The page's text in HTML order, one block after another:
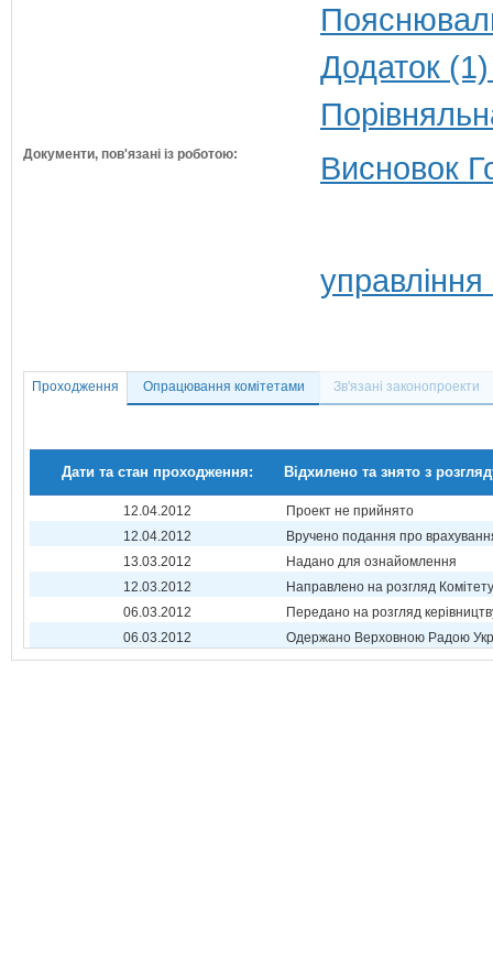
Додаток
Документи, пов'язані із роботою: Висновок
Проходження Опрацювання комітетами Зв'язані законопроекти
Дати та стан проходження: Відхилено та знято з
12.04.2012
Проект не прийнято
12.04.2012
Вручено подання про
13.03.2012
Надано для ознайомлення
12.03.2012
Направлено на розгляд Комітету
06.03.2012
Передано на розгляд
06.03.2012
Одержано Верховною Радою